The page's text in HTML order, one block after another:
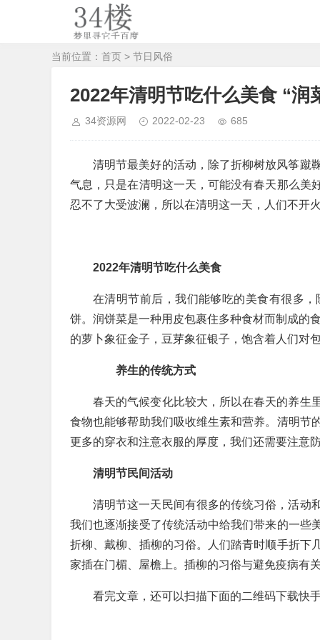
当前位置： 首页 > 节日风俗
2022年清明节吃什么美食 “润
34资源网 2022-02-23 685
清明节最美好的活动，除了折柳树放风筝蹴
气息，只是在清明这一天，可能没有春天那么美
忍不了大受波澜，所以在清明这一天，人们不开
2022年清明节吃什么美食
在清明节前后，我们能够吃的美食有很多
饼。润饼菜是一种用皮包裹住多种食材而制成的
的萝卜象征金子，豆芽象征银子，饱含着人们对
养生的传统方式
春天的气候变化比较大，所以在春天的养生
食物也能够帮助我们吸收维生素和营养。清明节
更多的穿衣和注意衣服的厚度，我们还需要注意
清明节民间活动
清明节这一天民间有很多的传统习俗，活动
我们也逐渐接受了传统活动中给我们带来的一些
折柳、戴柳、插柳的习俗。人们踏青时顺手折下
家插在门楣、屋檐上。插柳的习俗与避免疫病有
看完文章，还可以扫描下面的二维码下载快